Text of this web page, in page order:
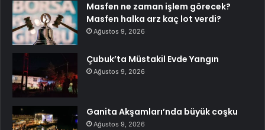
Masfen ne zaman işlem görecek?
Masfen halka arz kaç lot verdi?
Ağustos 9, 2026
Çubuk’ta Müstakil Evde Yangın
Ağustos 9, 2026
Ganita Akşamları’nda büyük coşku
Ağustos 9, 2026